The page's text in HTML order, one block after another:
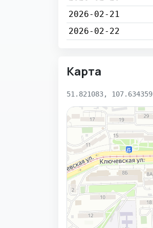
2026-02-21
2026-02-22
Карта
51.821083, 107.634359